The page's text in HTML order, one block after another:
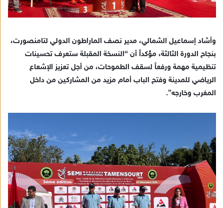
وأشاد إسماعيل الشمالي، مدير نصف الماراطون الدولي لتامنصورت،
بنجاح الدورة الثالثة، مؤكداً أن “النسخة المقبلة ستعرف تحسينات
تنظيمية مهمة ورفعاً لسقف الطموحات، من أجل تعزيز الإشعاع
الرياضي للمدينة وفتح الباب أمام مزيد من المشاركين من داخل
المغرب وخارجه”.